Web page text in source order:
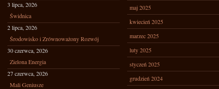
3 lipca, 2026
Świdnica
2 lipca, 2026
Środowisko i Zrównoważony Rozwój
30 czerwca, 2026
Zielona Energia
27 czerwca, 2026
Mali Geniusze
maj 2025
kwiecień 2025
marzec 2025
luty 2025
styczeń 2025
grudzień 2024